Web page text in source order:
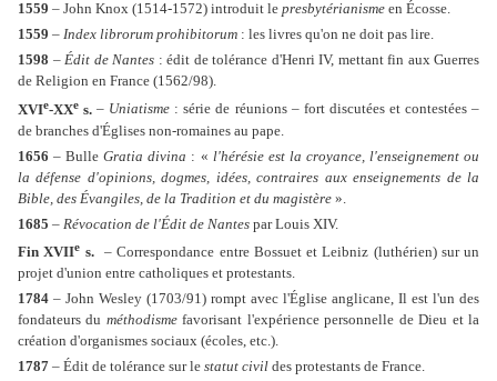
1559 – John Knox (1514-1572) introduit le presbytérianisme en Écosse.
1559 – Index librorum prohibitorum : les livres qu'on ne doit pas lire.
1598 – Édit de Nantes : édit de tolérance d'Henri IV, mettant fin aux Guerres
de Religion en France (1562/98).
XVIe-XXe s. – Uniatisme : série de réunions – fort discutées et contestées –
de branches d'Églises non-romaines au pape.
1656 – BulleGratia divina : « l'hérésie est la croyance, l'enseignement ou
la défense d'opinions, dogmes, idées, contraires aux enseignements de la
Bible, des Évangiles, de la Tradition et du magistère ».
1685 – Révocation de l'Édit de Nantes par Louis XIV.
Fin XVIIe s.
– Correspondance entre Bossuet et Leibniz (luthérien) sur un
projet d'union entre catholiques et protestants.
1784 – John Wesley (1703/91) rompt avec l'Église anglicane, Il est l'un des
fondateurs du méthodismefavorisant l'expérience personnelle de Dieu et la
création d'organismes sociaux (écoles, etc.).
1787 – Édit de tolérance sur le statut civil des protestants de France.